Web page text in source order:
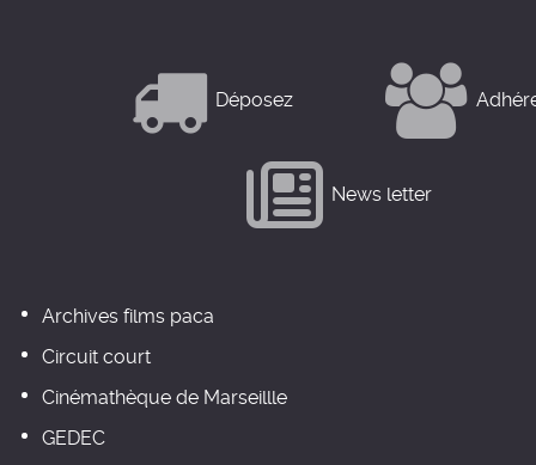
Déposez
News letter
Archives films paca
Circuit court
Cinémathèque de Marseillle
GEDEC